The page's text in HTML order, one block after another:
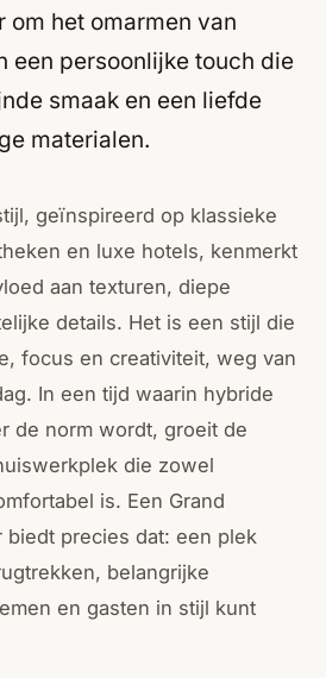
om het omarmen van
een persoonlijke touch die
smaak en een liefde
materialen.
geïnspireerd op klassieke
en luxe hotels, kenmerkt
aan texturen, diepe
details. Het is een stijl die
focus en creativiteit, weg van
In een tijd waarin hybride
de norm wordt, groeit de
die zowel
is. Een Grand
biedt precies dat: een plek
belangrijke
en gasten in stijl kunt